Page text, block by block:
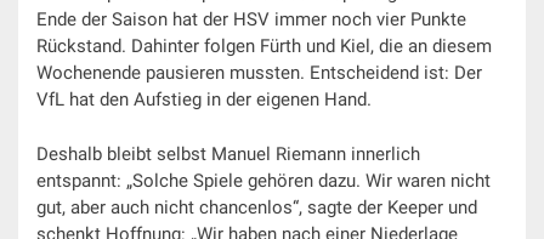
Ende der Saison hat der HSV immer noch vier Punkte
Rückstand. Dahinter folgen Fürth und Kiel, die an diesem
Wochenende pausieren mussten. Entscheidend ist: Der
VfL hat den Aufstieg in der eigenen Hand.
Deshalb bleibt selbst Manuel Riemann innerlich
entspannt: „Solche Spiele gehören dazu. Wir waren nicht
gut, aber auch nicht chancenlos“, sagte der Keeper und
schenkt Hoffnung: „Wir haben nach einer Niederlage